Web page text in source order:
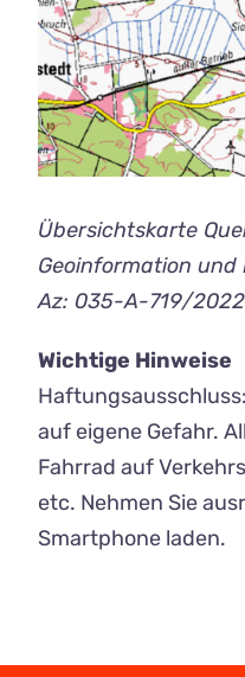
Übersichtskarte
Geoinformation
Az: 035-A-719/
Wichtige Hinweise
auf eigene Gefahr.
Fahrrad auf
etc. Nehmen Sie
Smartphone laden.